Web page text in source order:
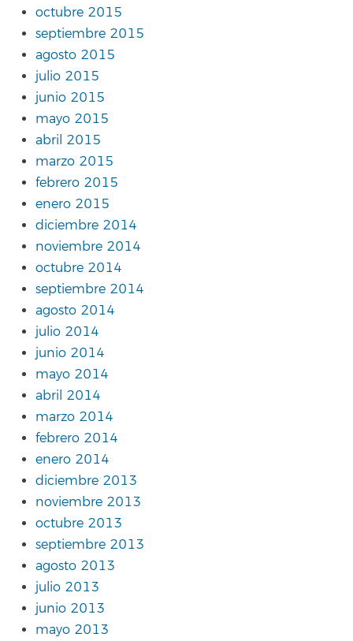
octubre 2015
septiembre 2015
agosto 2015
julio 2015
junio 2015
mayo 2015
abril 2015
marzo 2015
febrero 2015
enero 2015
diciembre 2014
noviembre 2014
octubre 2014
septiembre 2014
agosto 2014
julio 2014
junio 2014
mayo 2014
abril 2014
marzo 2014
febrero 2014
enero 2014
diciembre 2013
noviembre 2013
octubre 2013
septiembre 2013
agosto 2013
julio 2013
junio 2013
mayo 2013